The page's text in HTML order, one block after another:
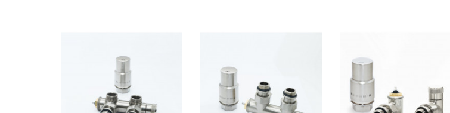
Download (72.42k)
Catalog sheet Velvet